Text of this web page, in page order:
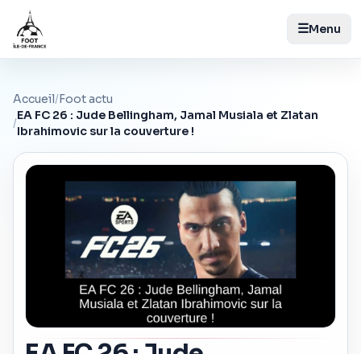
☰Menu
Accueil/Foot actu
/
EA FC 26 : Jude Bellingham, Jamal Musiala et Zlatan
Ibrahimovic sur la couverture !